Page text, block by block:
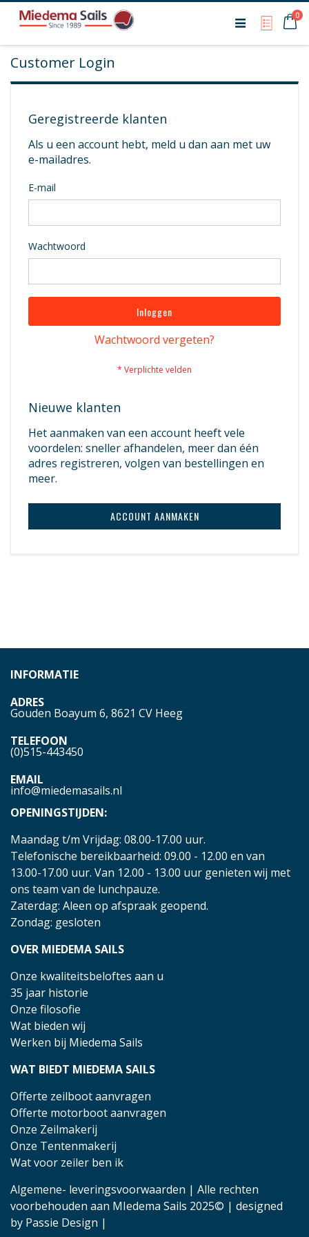
My0
Customer Login
Geregistreerde klanten
Als u een account hebt, meld u dan aan met uw
e-mailadres.
E-mail
Wachtwoord
Inloggen
Wachtwoord vergeten?
Nieuwe klanten
Het aanmaken van een account heeft vele
voordelen: sneller afhandelen, meer dan één
adres registreren, volgen van bestellingen en
meer.
ACCOUNT AANMAKEN
INFORMATIE
ADRES
Gouden Boayum 6, 8621 CV Heeg
TELEFOON
(0)515-443450
EMAIL
info@miedemasails.nl
OPENINGSTIJDEN:
Maandag t/m Vrijdag: 08.00-17.00 uur.
Telefonische bereikbaarheid: 09.00 - 12.00 en van
13.00-17.00 uur. Van 12.00 - 13.00 uur genieten wij met
ons team van de lunchpauze.
Zaterdag: Aleen op afspraak geopend.
Zondag: gesloten
OVER MIEDEMA SAILS
Onze kwaliteitsbeloftes aan u
35 jaar historie
Onze filosofie
Wat bieden wij
Werken bij Miedema Sails
WAT BIEDT MIEDEMA SAILS
Offerte zeilboot aanvragen
Offerte motorboot aanvragen
Onze Zeilmakerij
Onze Tentenmakerij
Wat voor zeiler ben ik
Algemene- leveringsvoorwaarden | Alle rechten
voorbehouden aan MIedema Sails 2025© | designed
by Passie Design |